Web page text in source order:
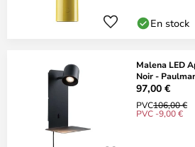
En stock
Malena LED
Noir -
97,00 €
PVC106,00 €
PVC -9,00 €